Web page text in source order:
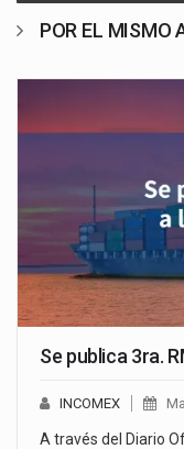
POR EL MISMO
Se publica 3ra.
INCOMEX
A través del Diario